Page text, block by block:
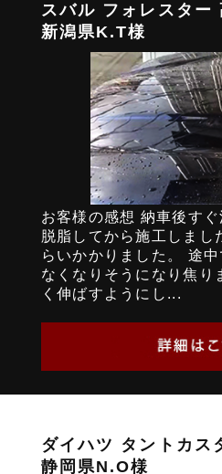
スバル フォレスター
新潟県K.T様
お客様の感想 納車後すぐ
脱脂してから施工しまし
らいかかりました。 途
なくなりそうになり焦り
く伸ばすようにし...
ダイハツ タントカス
静岡県N.O様